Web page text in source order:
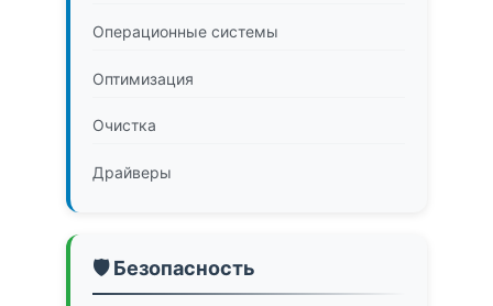
Операционные системы
Оптимизация
Очистка
Драйверы
🛡️ Безопасность